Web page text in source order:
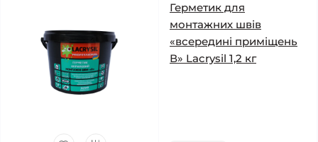
Герметик для
монтажних швів
«всередині приміщень
В» Lacrysil 1,2 кг